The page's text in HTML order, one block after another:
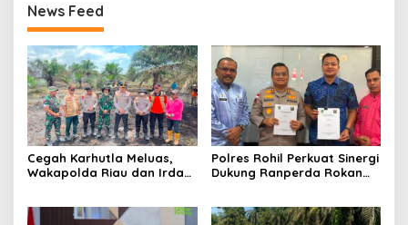
News Feed
Cegah Karhutla Meluas,
Wakapolda Riau dan Irdam
Limau Kapas
Polres Rohil Perkuat Sinergi
Dukung Ranperda Rokan